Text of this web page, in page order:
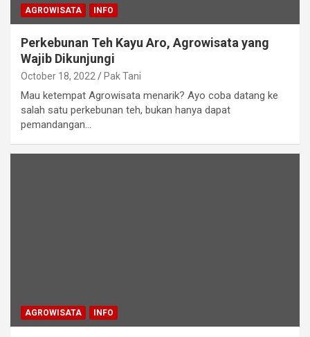
AGROWISATA INFO
Perkebunan Teh Kayu Aro, Agrowisata yang
Wajib Dikunjungi
October 18, 2022 Pak Tani
Mau ketempat Agrowisata menarik? Ayo coba datang ke
salah satu perkebunan teh, bukan hanya dapat
pemandangan…
AGROWISATA INFO